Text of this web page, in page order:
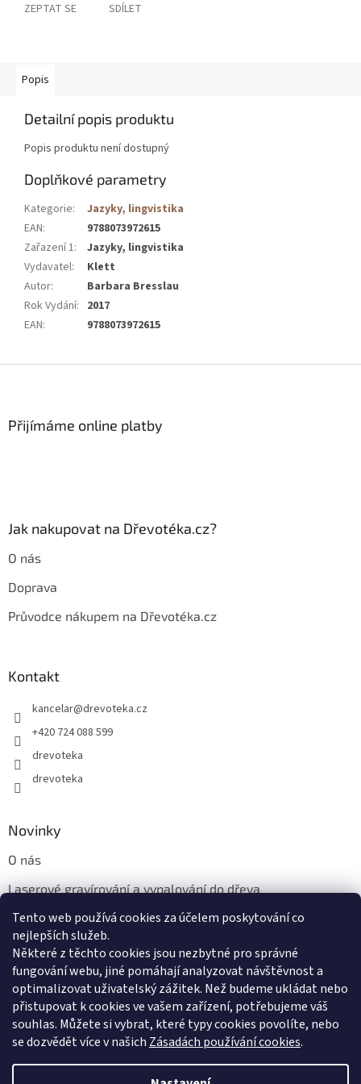
Tento web používá cookies za účelem poskytování co
nejlepších služeb.
Některé z těchto cookies jsou nezbytné pro správné
fungování webu, jiné pomáhají analyzovat návštěvnost a
optimalizovat uživatelský zážitek. Než budeme ukládat nebo
přistupovat k cookies ve vašem zařízení, potřebujeme váš
souhlas. Můžete si vybrat, které typy cookies povolíte, nebo
se dozvědět více v našich Zásadách používání cookies.
ZEPTAT SE SDÍLET
Popis
Detailní popis produktu
Popis produktu není dostupný
Doplňkové parametry
Kategorie:
Jazyky, lingvistika
EAN:
9788073972615
Zařazení 1:
Jazyky, lingvistika
Vydavatel:
Klett
Autor:
Barbara Bresslau
Rok Vydání: 2017
EAN: 9788073972615
Přijímáme online platby
Jak nakupovat na Dřevotéka.cz?
O nás
Doprava
Průvodce nákupem na Dřevotéka.cz
Kontakt
kancelar@drevoteka.cz
+420 724 088 599
drevoteka
drevoteka
Novinky
O nás
Laserové gravírování a vypalování do dřeva
Proč jíst z přírodních dřevěných talířů: Ekologická a Stylová
Volba